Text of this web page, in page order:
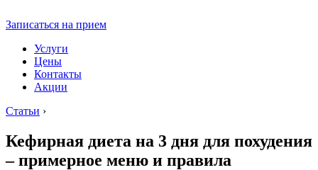
Записаться на прием
Услуги
Цены
Контакты
Акции
Статьи ›
Кефирная диета на 3 дня для похудения
– примерное меню и правила